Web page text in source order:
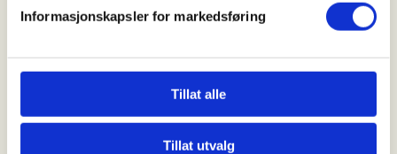
Informasjonskapsler for markedsføring
Tillat alle
Tillat utvalg
hådalen for litt teori og gjennomgang før vi drar ut.
max 10 deltagere og aldersgrense er 16 år,bestått
godkjent oppskyting. vi stiller med mat begge
dager. mere info kommer senere, vell møtt=)
Mer informasjon